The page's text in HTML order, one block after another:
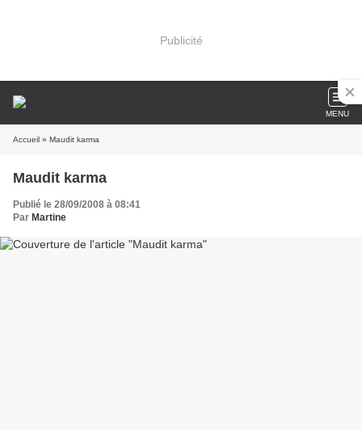
Publicité
MENU
Accueil » Maudit karma
Maudit karma
Publié le 28/09/2008 à 08:41
Par Martine